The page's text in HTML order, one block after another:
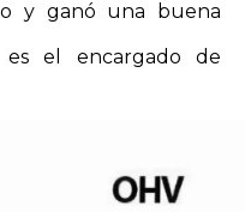
y ganó una buena
es el encargado de